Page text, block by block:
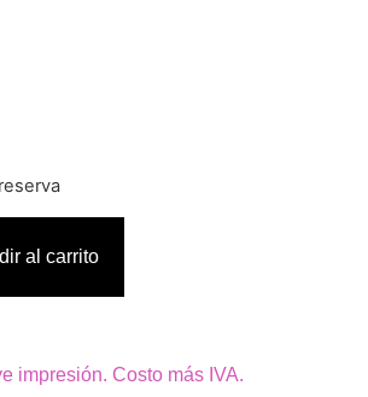
al carrito
impresión. Costo más IVA.